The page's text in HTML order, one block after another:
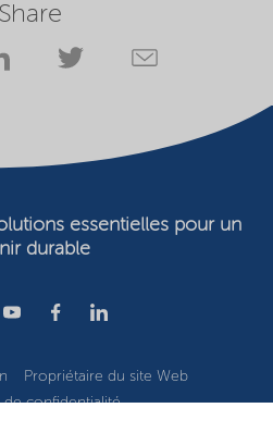
Share
essentielles pour un
durable
Propriétaire du site Web
de confidentialité